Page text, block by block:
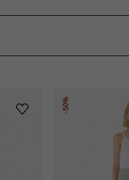
КРОЯ HAYDA
Цена по убыванию
-50%